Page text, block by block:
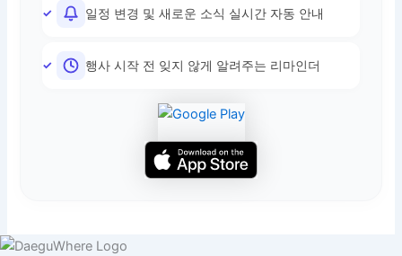
일정 변경 및 새로운 소식 실시간 자동 안내
행사 시작 전 잊지 않게 알려주는 리마인더